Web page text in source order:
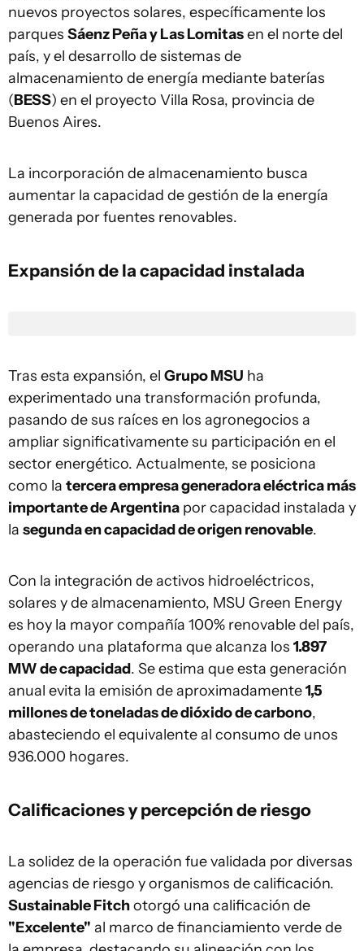
nuevos proyectos solares, específicamente los
parques Sáenz Peña y Las Lomitasen el norte del
país, y el desarrollo de sistemas de
almacenamiento de energía mediante baterías
(BESS) en el proyecto Villa Rosa, provincia de
Buenos Aires.
La incorporación de almacenamiento busca
aumentar la capacidad de gestión de la energía
generada por fuentes renovables.
Expansión de la capacidad instalada
Tras esta expansión, el Grupo MSU ha
experimentado una transformación profunda,
pasando de sus raíces en los agronegocios a
ampliar significativamente su participación en el
sector energético. Actualmente, se posiciona
como la tercera empresa generadora eléctrica más
importante de Argentina por capacidad instalada y
la segunda en capacidad de origen renovable.
Con la integración de activos hidroeléctricos,
solares y de almacenamiento, MSU Green Energy
es hoy la mayor compañía 100% renovable del país,
operando una plataforma que alcanza los 1.897
MW de capacidad. Se estima que esta generación
anual evita la emisión de aproximadamente1,5
millones de toneladas de dióxido de carbono,
abasteciendo el equivalente al consumo de unos
936.000 hogares.
Calificaciones y percepción de riesgo
La solidez de la operación fue validada por diversas
agencias de riesgo y organismos de calificación.
Sustainable Fitchotorgó una calificación de
"Excelente" al marco de financiamiento verde de